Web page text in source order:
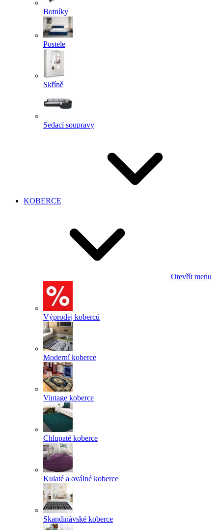
Botníky
Postele
Skříně
Sedací soupravy
KOBERCE
Otevřít menu
Výprodej koberců
Moderní koberce
Vintage koberce
Chlupaté koberce
Kulaté a oválné koberce
Skandinávské koberce